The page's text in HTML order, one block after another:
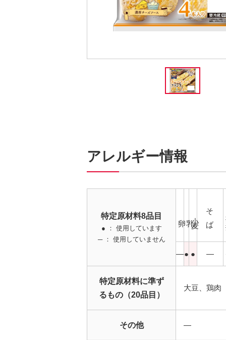
アレルギー情報
特定原材料8品目
● ： 使用しています
─ ： 使用していません
そば
―● ● ―
特定原材料に準ず
るもの（20品目）
大豆、鶏肉
その他 ―